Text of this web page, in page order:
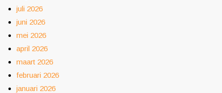
juli 2026
juni 2026
mei 2026
april 2026
maart 2026
februari 2026
januari 2026